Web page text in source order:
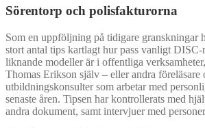
Sörentorp och polisfakturorna
Som en uppföljning på tidigare granskningar
stort antal tips kartlagt hur pass vanligt DISC-
liknande modeller är i offentliga
Thomas Erikson själv – eller andra föreläsare
utbildningskonsulter som arbetar med
senaste åren. Tipsen har kontrollerats med
andra dokument, samt intervjuer med